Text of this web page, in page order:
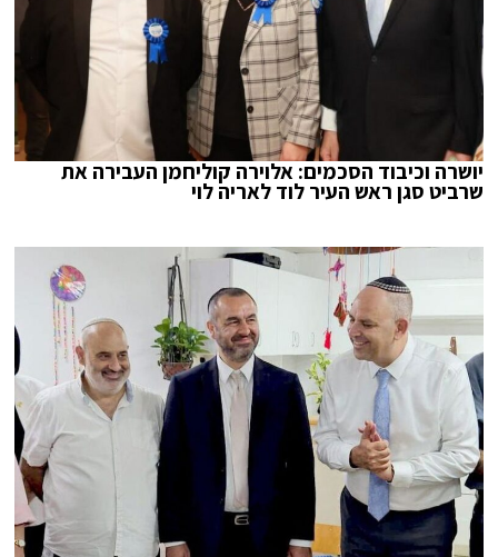
יושרה וכיבוד הסכמים: אלוירה קוליחמן העבירה את
שרביט סגן ראש העיר לוד לאריה לוי